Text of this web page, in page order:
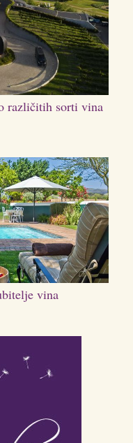
različitih sorti vina
vina